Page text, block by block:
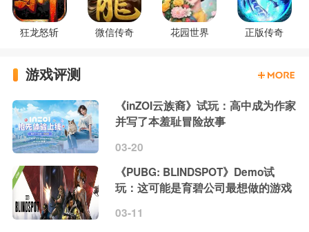
狂龙怒斩 微信传奇 花园世界 正版传奇
游戏评测
《inZOI云族裔》试玩：高中成为作家
并写了本羞耻冒险故事
03-20
《PUBG: BLINDSPOT》Demo试
玩：这可能是育碧公司最想做的游戏
03-11